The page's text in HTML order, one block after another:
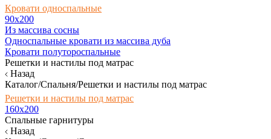
Кровати односпальные
90х200
Из массива сосны
Односпальные кровати из массива дуба
Кровати полутороспальные
Решетки и настилы под матрас
Назад
Каталог/Спальня/Решетки и настилы под матрас
Решетки и настилы под матрас
160х200
Спальные гарнитуры
Назад